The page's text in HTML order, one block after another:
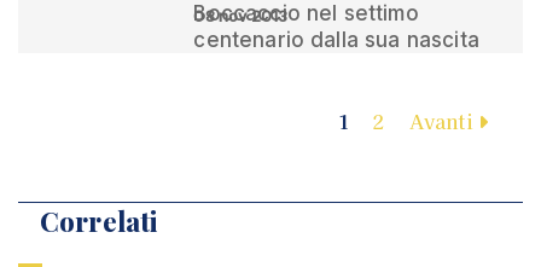
Boccaccio nel settimo
centenario dalla sua nascita
08 nov 2013
1 2 Avanti
Correlati